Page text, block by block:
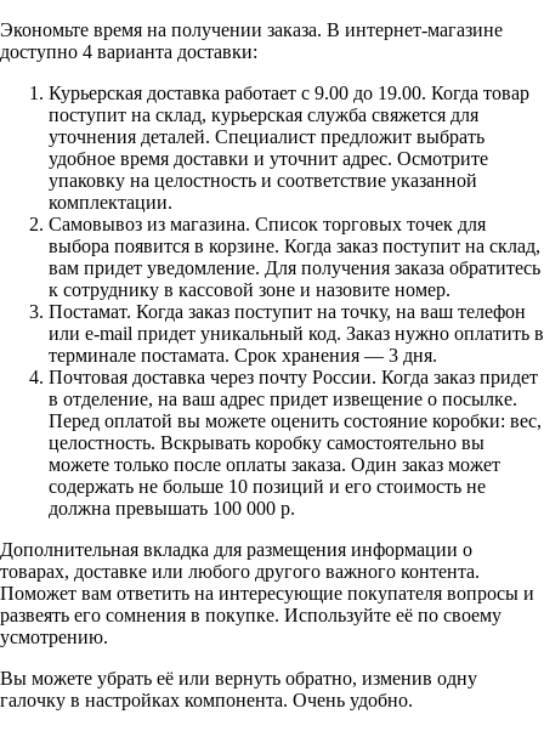
Экономьте время на получении заказа. В интернет-магазине
доступно 4 варианта доставки:
Курьерская доставка работает с 9.00 до 19.00. Когда товар
поступит на склад, курьерская служба свяжется для
уточнения деталей. Специалист предложит выбрать
удобное время доставки и уточнит адрес. Осмотрите
упаковку на целостность и соответствие указанной
комплектации.
Самовывоз из магазина. Список торговых точек для
выбора появится в корзине. Когда заказ поступит на склад,
вам придет уведомление. Для получения заказа обратитесь
к сотруднику в кассовой зоне и назовите номер.
Постамат. Когда заказ поступит на точку, на ваш телефон
или e-mail придет уникальный код. Заказ нужно оплатить в
терминале постамата. Срок хранения — 3 дня.
Почтовая доставка через почту России. Когда заказ придет
в отделение, на ваш адрес придет извещение о посылке.
Перед оплатой вы можете оценить состояние коробки: вес,
целостность. Вскрывать коробку самостоятельно вы
можете только после оплаты заказа. Один заказ может
содержать не больше 10 позиций и его стоимость не
должна превышать 100 000 р.
Дополнительная вкладка для размещения информации о
товарах, доставке или любого другого важного контента.
Поможет вам ответить на интересующие покупателя вопросы и
развеять его сомнения в покупке. Используйте её по своему
усмотрению.
Вы можете убрать её или вернуть обратно, изменив одну
галочку в настройках компонента. Очень удобно.